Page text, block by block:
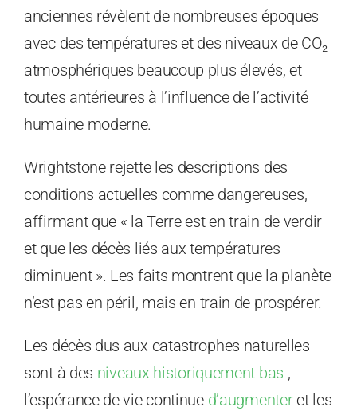
anciennes révèlent de nombreuses époques
avec des températures et des niveaux de CO₂
atmosphériques beaucoup plus élevés, et
toutes antérieures à l’influence de l’activité
humaine moderne.
Wrightstone rejette les descriptions des
conditions actuelles comme dangereuses,
affirmant que « la Terre est en train de verdir
et que les décès liés aux températures
diminuent ». Les faits montrent que la planète
n’est pas en péril, mais en train de prospérer.
Les décès dus aux catastrophes naturelles
sont à des niveaux historiquement bas ,
l’espérance de vie continue d’augmenteret les